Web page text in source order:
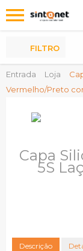
Entrada Loja
Vermelho/Preto
FILTRO
Capa
5S
Descrição